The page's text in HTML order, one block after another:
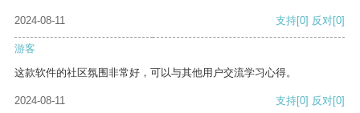
2024-08-11 支持[0] 反对[0]
游客
这款软件的社区氛围非常好，可以与其他用户交流学习心得。
2024-08-11 支持[0] 反对[0]